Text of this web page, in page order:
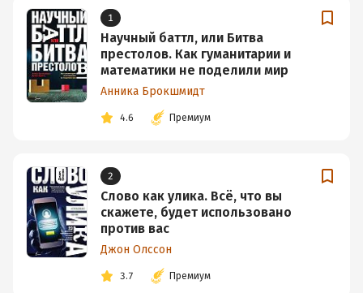
1
Научный баттл, или Битва
престолов. Как гуманитарии и
математики не поделили мир
Анника Брокшмидт
4.6 Премиум
2
Слово как улика. Всё, что вы
скажете, будет использовано
против вас
Джон Олссон
3.7 Премиум